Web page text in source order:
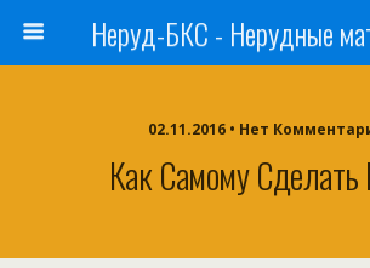
Неруд-БКС - Нерудные
02.11.2016 • Нет
Как Самому Сделать